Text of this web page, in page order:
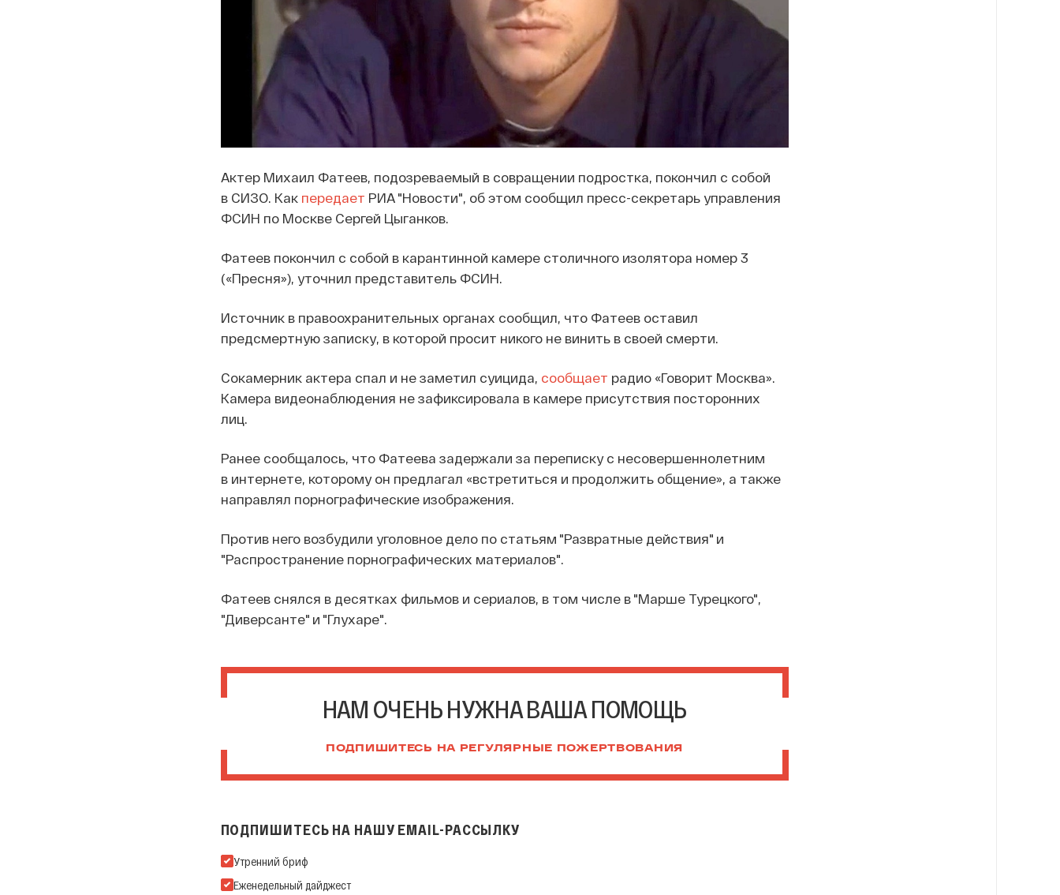
Актер Михаил Фатеев, подозреваемый в совращении подростка, покончил с собой
в СИЗО. Как передает РИА "Новости", об этом сообщил пресс-секретарь управления
ФСИН по Москве Сергей Цыганков.
Фатеев покончил с собой в карантинной камере столичного изолятора номер 3
(«Пресня»), уточнил представитель ФСИН.
Источник в правоохранительных органах сообщил, что Фатеев оставил
предсмертную записку, в которой просит никого не винить в своей смерти.
Сокамерник актера спал и не заметил суицида, сообщает радио «Говорит Москва».
Камера видеонаблюдения не зафиксировала в камере присутствия посторонних
лиц.
Ранее сообщалось, что Фатеева задержали за переписку с несовершеннолетним
в интернете, которому он предлагал «встретиться и продолжить общение», а также
направлял порнографические изображения.
Против него возбудили уголовное дело по статьям "Развратные действия" и
"Распространение порнографических материалов".
Фатеев снялся в десятках фильмов и сериалов, в том числе в "Марше Турецкого",
"Диверсанте" и "Глухаре".
НАМ ОЧЕНЬ НУЖНА ВАША ПОМОЩЬ
ПОДПИШИТЕСЬ НА РЕГУЛЯРНЫЕ ПОЖЕРТВОВАНИЯ
ПОДПИШИТЕСЬ НА НАШУ EMAIL-РАССЫЛКУ
Подпишитесь на нашу Email-рассылку
Утренний бриф
Еженедельный дайджест